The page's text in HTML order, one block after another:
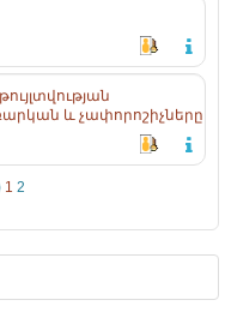
և չափորոշիչները
1 2